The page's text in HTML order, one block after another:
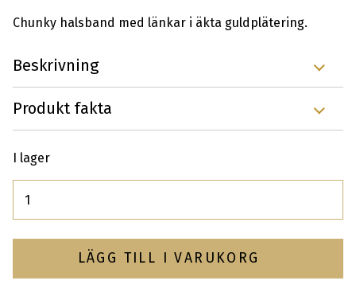
ursprungliga
priset
var:
499,00kr.
nuvarande
är:
249,00kr.
Chunky halsband med länkar i äkta guldplätering.
Beskrivning
Produkt fakta
I lager
LÄGG TILL I VARUKORG